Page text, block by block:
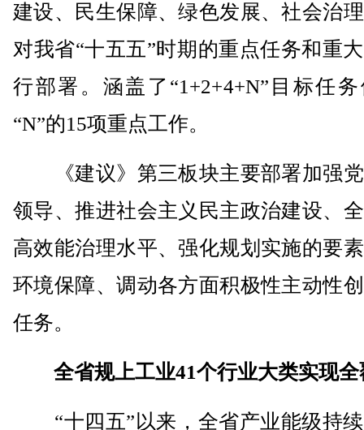
建设、民生保障、绿色发展、社会治
对我省“十五五”时期的重点任务和重
行部署。涵盖了“1+2+4+N”目标任
“N”的15项重点工作。
《建议》第三板块主要部署加强
领导、推进社会主义民主政治建设、
高效能治理水平、强化规划实施的要
环境保障、调动各方面积极性主动性
任务。
全省规上工业41个行业大类实现全
“十四五”以来，全省产业能级持